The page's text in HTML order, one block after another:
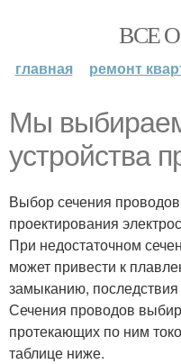
ВСЕ
главная ремонт
Мы
устройства
Выбор сечения
проектирования
При недостаточном
может привести к
замыканию,
Сечения проводов
протекающих по ним
таблице ниже.